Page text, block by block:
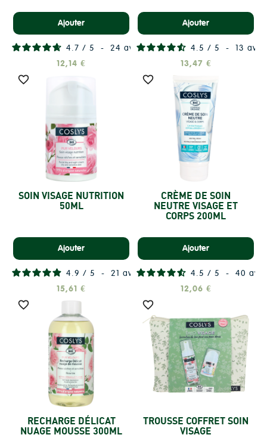
Ajouter
4.7 / 5 - 24 avis
12,14 €
Ajouter
4.5 / 5 - 13 avis
13,47 €

SOIN VISAGE NUTRITION
50ML
Ajouter
4.9 / 5 - 21 avis
15,61 €

CRÈME DE SOIN
NEUTRE VISAGE ET
CORPS 200ML
Ajouter
4.5 / 5 - 40 avis
12,06 €

RECHARGE DÉLICAT
NUAGE MOUSSE 300ML

TROUSSE COFFRET SOIN
VISAGE